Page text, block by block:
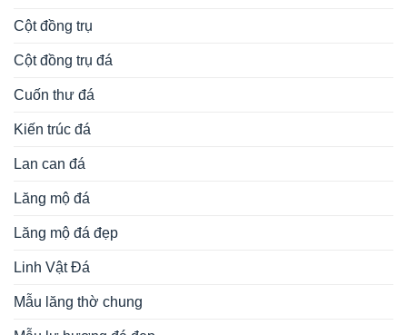
Cột đồng trụ
Cột đồng trụ đá
Cuốn thư đá
Kiến trúc đá
Lan can đá
Lăng mộ đá
Lăng mộ đá đẹp
Linh Vật Đá
Mẫu lăng thờ chung